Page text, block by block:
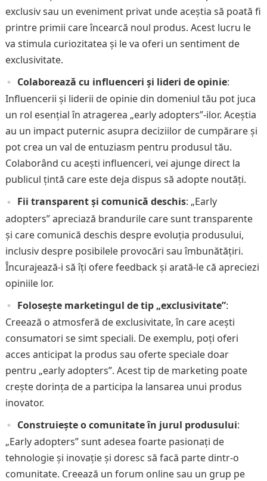
exclusiv sau un eveniment privat unde aceștia să poată fi
printre primii care încearcă noul produs. Acest lucru le
va stimula curiozitatea și le va oferi un sentiment de
exclusivitate.
Colaborează cu influenceri și lideri de opinie:
Influencerii și liderii de opinie din domeniul tău pot juca
un rol esențial în atragerea „early adopters”-ilor. Aceștia
au un impact puternic asupra deciziilor de cumpărare și
pot crea un val de entuziasm pentru produsul tău.
Colaborând cu acești influenceri, vei ajunge direct la
publicul țintă care este deja dispus să adopte noutăți.
Fii transparent și comunică deschis: „Early
adopters” apreciază brandurile care sunt transparente
și care comunică deschis despre evoluția produsului,
inclusiv despre posibilele provocări sau îmbunătățiri.
Încurajează-i să îți ofere feedback și arată-le că apreciezi
opiniile lor.
Folosește marketingul de tip „exclusivitate”:
Creează o atmosferă de exclusivitate, în care acești
consumatori se simt speciali. De exemplu, poți oferi
acces anticipat la produs sau oferte speciale doar
pentru „early adopters”. Acest tip de marketing poate
crește dorința de a participa la lansarea unui produs
inovator.
Construiește o comunitate în jurul produsului:
„Early adopters” sunt adesea foarte pasionați de
tehnologie și inovație și doresc să facă parte dintr-o
comunitate. Creează un forum online sau un grup pe